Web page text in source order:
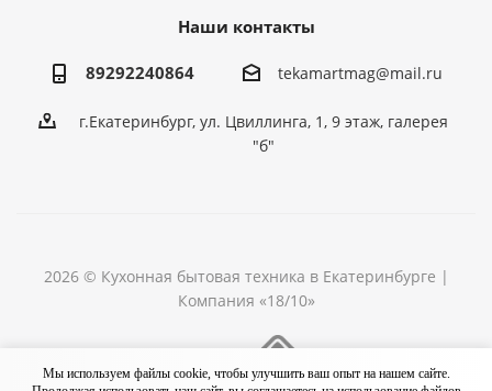
Наши контакты
89292240864 tekamartmag@mail.ru
г.Екатеринбург, ул. Цвиллинга, 1, 9 этаж, галерея
"б"
2026 © Кухонная бытовая техника в Екатеринбурге |
Компания «18/10»
Мы используем файлы cookie, чтобы улучшить ваш опыт на нашем сайте.